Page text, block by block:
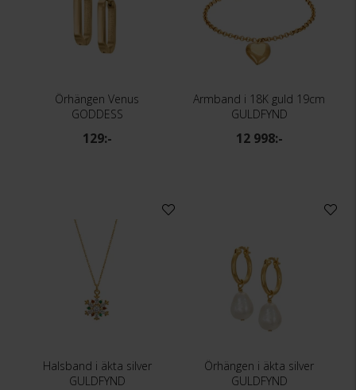
Örhängen Venus
GODDESS
129:-
Armband i 18K guld 19cm
GULDFYND
12 998:-
Halsband i äkta silver
GULDFYND
Örhängen i äkta silver
GULDFYND